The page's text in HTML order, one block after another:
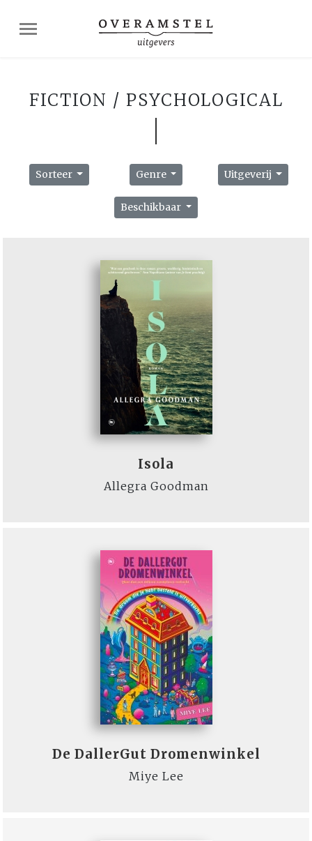
FICTION / PSYCHOLOGICAL
Sorteer Genre Uitgeverij
Beschikbaar
Isola
Allegra Goodman
De DallerGut Dromenwinkel
Miye Lee